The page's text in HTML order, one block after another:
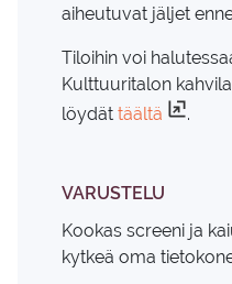
aiheutuvat jäljet
Tiloihin voi
Kulttuuritalon
löydät täältä .
VARUSTELU
Kookas screeni ja
kytkeä oma